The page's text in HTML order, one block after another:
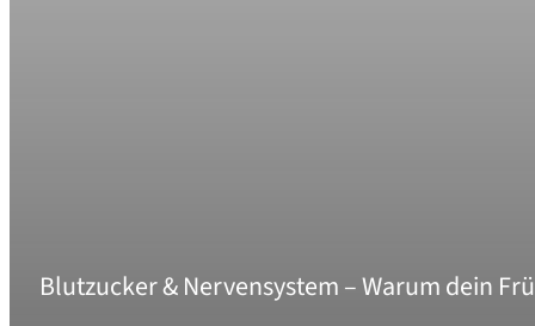
Blutzucker & Nervensystem – Warum dein